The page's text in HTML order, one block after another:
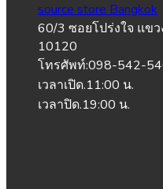
source store Bangkok
60/3 ซอยโปร่งใจ แข
10120
โทรศัพท์:098-542-
เวลาเปิด.11:00 น.
เวลาปิด.19:00 น.